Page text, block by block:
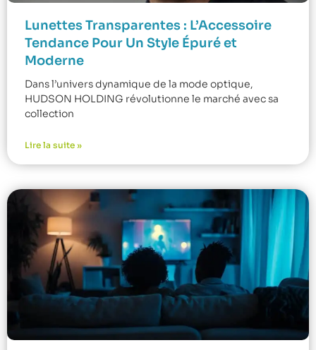
Lunettes Transparentes : L’Accessoire
Tendance Pour Un Style Épuré et
Moderne
Dans l’univers dynamique de la mode optique,
HUDSON HOLDING révolutionne le marché avec sa
collection
Lire la suite »